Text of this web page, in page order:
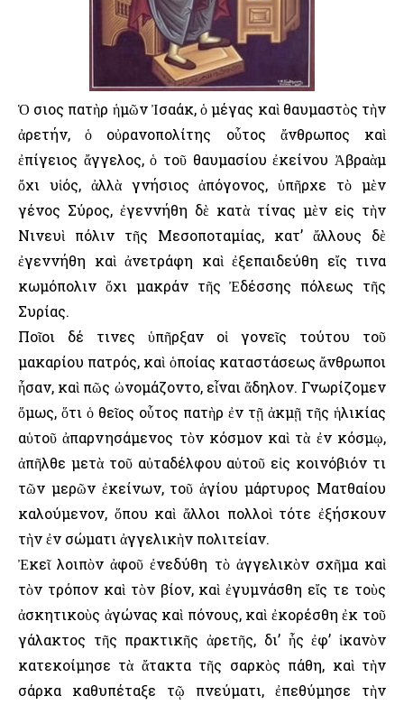
Ὁ Ὅσιος πατὴρ ἡμῶν Ἰσαάκ, ὁ μέγας καὶ θαυμαστὸς τὴν
ἀρετήν, ὁ οὐρανοπολίτης οὗτος ἄνθρωπος καὶ
ἐπίγειος ἄγγελος, ὁ τοῦ θαυμασίου ἐκείνου Ἀβραὰμ
ὄχι υἱός, ἀλλὰ γνήσιος ἀπόγονος, ὑπῆρχε τὸ μὲν
γένος Σύρος, ἐγεννήθη δὲ κατὰ τίνας μὲν εἰς τὴν
Νινευὶ πόλιν τῆς Μεσοποταμίας, κατ’ ἄλλους δὲ
ἐγεννήθη καὶ ἀνετράφη καὶ ἐξεπαιδεύθη εἴς τινα
κωμόπολιν ὄχι μακράν τῆς Ἐδέσσης πόλεως τῆς
Συρίας.
Ποῖοι δέ τινες ὑπῆρξαν οἱ γονεῖς τούτου τοῦ
μακαρίου πατρός, καὶ ὁποίας καταστάσεως ἄνθρωποι
ἦσαν, καὶ πῶς ὠνομάζοντο, εἶναι ἄδηλον. Γνωρίζομεν
ὅμως, ὅτι ὁ θεῖος οὗτος πατὴρ ἐν τῇ ἀκμῇ τῆς ἡλικίας
αὑτοῦ ἀπαρνησάμενος τὸν κόσμον καὶ τὰ ἐν κόσμῳ,
ἀπῆλθε μετὰ τοῦ αὐταδέλφου αὑτοῦ εἰς κοινόβιόν τι
τῶν μερῶν ἐκείνων, τοῦ ἁγίου μάρτυρος Ματθαίου
καλούμενον, ὅπου καὶ ἄλλοι πολλοὶ τότε ἐξήσκουν
τὴν ἐν σώματι ἀγγελικὴν πολιτείαν.
Ἐκεῖ λοιπὸν ἀφοῦ ἐνεδύθη τὸ ἀγγελικὸν σχῆμα καὶ
τὸν τρόπον καὶ τὸν βίον, καὶ ἐγυμνάσθη εἴς τε τοὺς
ἀσκητικοὺς ἀγώνας καὶ πόνους, καὶ ἐκορέσθη ἐκ τοῦ
γάλακτος τῆς πρακτικῆς ἀρετῆς, δι’ ἧς ἐφ’ ἱκανὸν
κατεκοίμησε τὰ ἄτακτα τῆς σαρκὸς πάθη, καὶ τὴν
σάρκα καθυπέταξε τῷ πνεύματι, ἐπεθύμησε τὴν